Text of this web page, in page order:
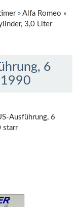
» Alfa Romeo »
3,0 Liter
6
Ausführung, 6
starr